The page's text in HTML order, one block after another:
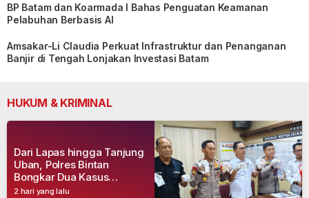
BP Batam dan Koarmada I Bahas Penguatan Keamanan
Pelabuhan Berbasis AI
Amsakar-Li Claudia Perkuat Infrastruktur dan Penanganan
Banjir di Tengah Lonjakan Investasi Batam
HUKUM & KRIMINAL
2 hari yang lalu
Dari Lapas hingga Tanjung
Uban, Polres Bintan
Bongkar Dua Kasus
Narkoba, Empat Tersangka